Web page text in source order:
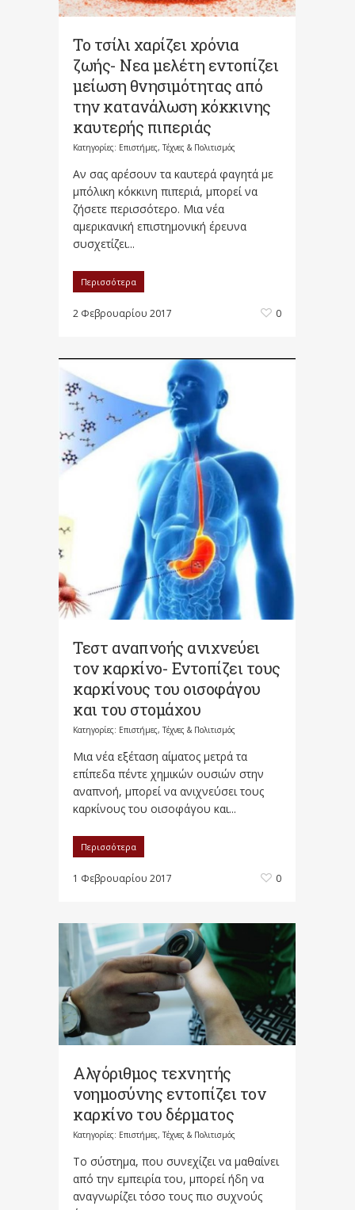
Το τσίλι χαρίζει χρόνια
ζωής- Νεα μελέτη εντοπίζει
μείωση θνησιμότητας από
την κατανάλωση κόκκινης
καυτερής πιπεριάς
Κατηγορίες: Επιστήμες, Τέχνες & Πολιτισμός
Αν σας αρέσουν τα καυτερά φαγητά με
μπόλικη κόκκινη πιπεριά, μπορεί να
ζήσετε περισσότερο. Μια νέα
αμερικανική επιστημονική έρευνα
συσχετίζει...
Περισσότερα
2 Φεβρουαρίου 2017 0
Τεστ αναπνοής ανιχνεύει
τον καρκίνο- Εντοπίζει τους
καρκίνους του οισοφάγου
και του στομάχου
Κατηγορίες: Επιστήμες, Τέχνες & Πολιτισμός
Μια νέα εξέταση αίματος μετρά τα
επίπεδα πέντε χημικών ουσιών στην
αναπνοή, μπορεί να ανιχνεύσει τους
καρκίνους του οισοφάγου και...
Περισσότερα
1 Φεβρουαρίου 2017 0
Αλγόριθμος τεχνητής
νοημοσύνης εντοπίζει τον
καρκίνο του δέρματος
Κατηγορίες: Επιστήμες, Τέχνες & Πολιτισμός
Το σύστημα, που συνεχίζει να μαθαίνει
από την εμπειρία του, μπορεί ήδη να
αναγνωρίζει τόσο τους πιο συχνούς